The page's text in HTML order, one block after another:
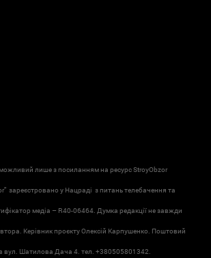
лише з посиланням на ресурс StroyObzor
зареєстровано у Нацраді з питань телебачення та
медіа – R40-06464. Думка редакції не завжди
Керівник проєкту Олексій Карпушенко. Поштовий
вул. Шатилова Дача 4. тел. +380505801342.